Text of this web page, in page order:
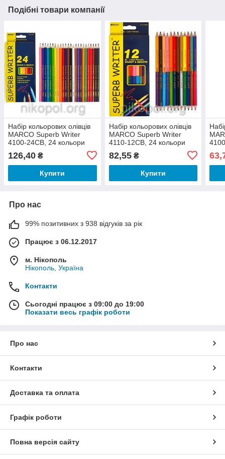
Подібні товари компанії
Набір кольорових олівців
MARCO Superb Writer
4100-24CB, 24 кольори
126,40 ₴
Купити
Набір кольорових олівців
MARCO Superb Writer
4110-12CB, 24 кольори
82,55₴
Купити
Про нас
99% позитивних з 938 відгуків за рік
Працює з 06.12.2017
м. Нікополь
Нікополь, Україна
Контакти
Сьогодні працює з 09:00 до 19:00
Показати весь графік роботи
Про нас
Контакти
Доставка та оплата
Графік роботи
Повна версія сайту